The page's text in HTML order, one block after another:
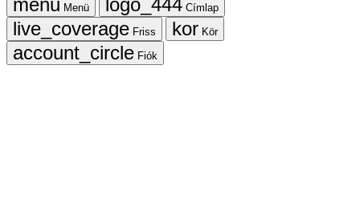
Menü
Címlap
Friss
Kör
Fiók